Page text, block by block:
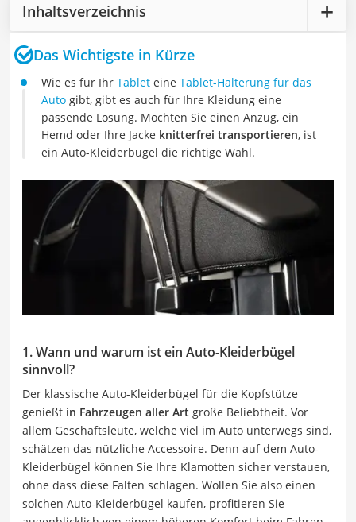
Inhaltsverzeichnis
Das Wichtigste in Kürze
Wie es für Ihr Tablet eine Tablet-Halterung für das
Auto gibt, gibt es auch für Ihre Kleidung eine
passende Lösung. Möchten Sie einen Anzug, ein
Hemd oder Ihre Jacke knitterfrei transportieren, ist
ein Auto-Kleiderbügel die richtige Wahl.
1. Wann und warum ist ein Auto-Kleiderbügel
sinnvoll?
Der klassische Auto-Kleiderbügel für die Kopfstütze
genießt in Fahrzeugen aller Art große Beliebtheit. Vor
allem Geschäftsleute, welche viel im Auto unterwegs sind,
schätzen das nützliche Accessoire. Denn auf dem Auto-
Kleiderbügel können Sie Ihre Klamotten sicher verstauen,
ohne dass diese Falten schlagen. Wollen Sie also einen
solchen Auto-Kleiderbügel kaufen, profitieren Sie